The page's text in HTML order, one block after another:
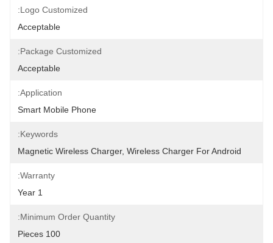
Logo Customized:
Acceptable
Package Customized:
Acceptable
Application:
Smart Mobile Phone
Keywords:
Magnetic Wireless Charger, Wireless Charger For Android
Warranty:
1 Year
Minimum Order Quantity:
100 Pieces